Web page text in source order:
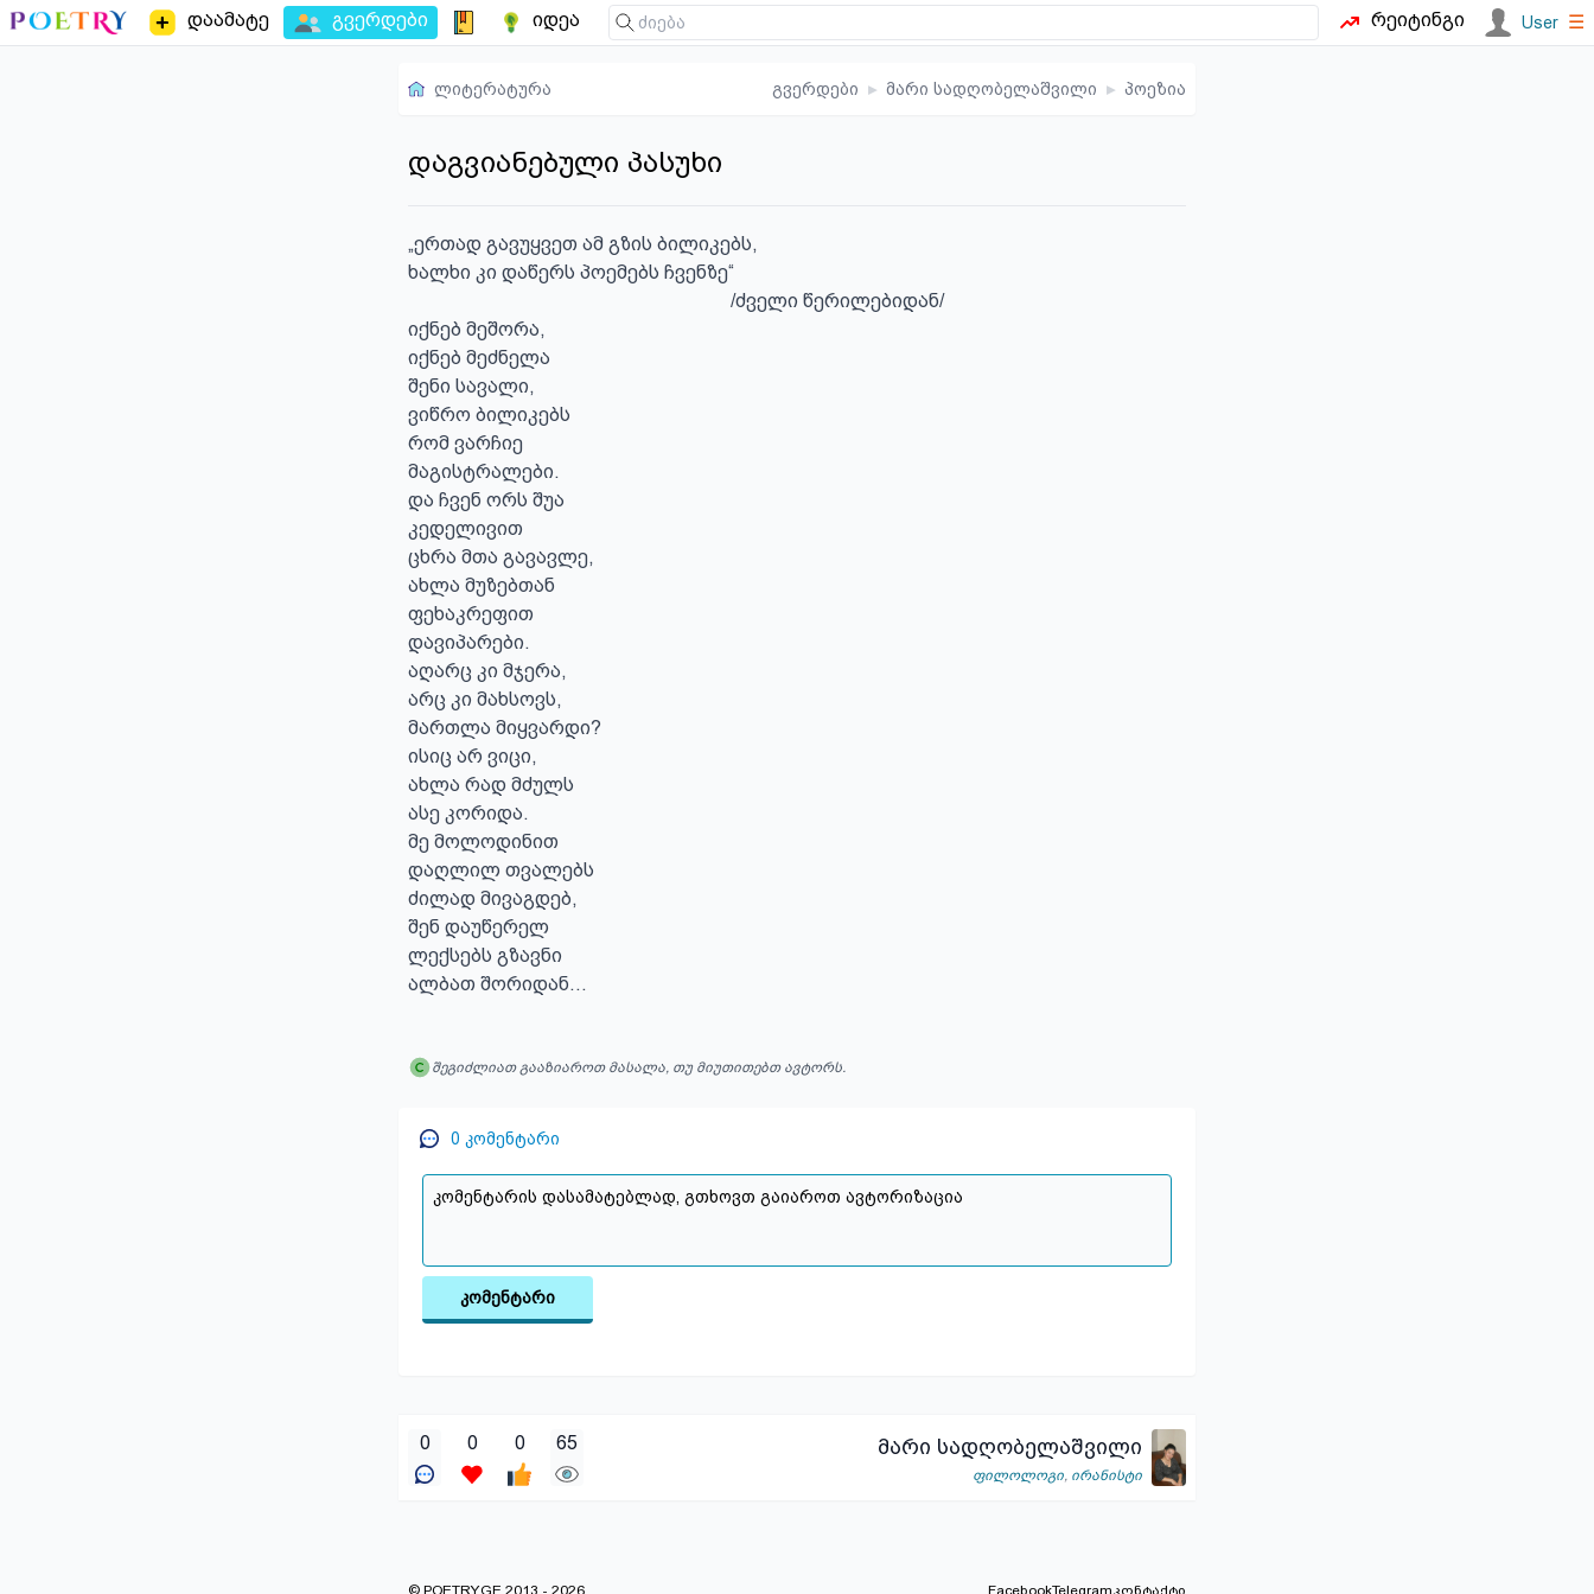
დაამატე გვერდები იდეა რეიტინგი User ☰
ლიტერატურა გვერდები ▸ მარი სადღობელაშვილი ▸ პოეზია
დაგვიანებული პასუხი
„ერთად გავუყვეთ ამ გზის ბილიკებს,
ხალხი კი დაწერს პოემებს ჩვენზე“
იქნებ მეშორა,
იქნებ მეძნელა
შენი სავალი,
ვიწრო ბილიკებს
რომ ვარჩიე
მაგისტრალები.
და ჩვენ ორს შუა
კედელივით
ცხრა მთა გავავლე,
ახლა მუზებთან
ფეხაკრეფით
დავიპარები.
აღარც კი მჯერა,
არც კი მახსოვს,
მართლა მიყვარდი?
ისიც არ ვიცი,
ახლა რად მძულს
ასე კორიდა.
მე მოლოდინით
დაღლილ თვალებს
ძილად მივაგდებ,
შენ დაუწერელ
ლექსებს გზავნი
ალბათ შორიდან...
შეგიძლიათ გააზიაროთ მასალა, თუ მიუთითებთ ავტორს.
0 კომენტარი
კომენტარი
0 0 0 65 მარი სადღობელაშვილი
ფილოლოგი, ირანისტი
© POETRY.GE 2013 - 2026 FacebookTelegramკონტაქტი